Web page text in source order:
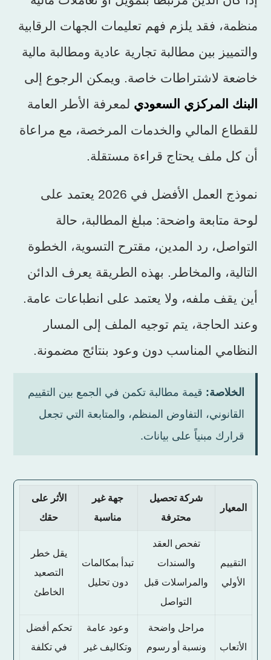
منظمة، فقد يلزم فهم تعليمات الجهات الرقابية
والتمييز بين مطالبة تجارية عادية ومطالبة مالية
خاضعة لاشتراطات خاصة. ويمكن الرجوع إلى
البنك المركزي السعودي لمعرفة الأطر العامة
للقطاع المالي والخدمات المرخصة، مع مراعاة
أن كل ملف يحتاج قراءة مستقلة.
نموذج العمل الأفضل في 2026 يعتمد على
لوحة متابعة واضحة: مبلغ المطالبة، حالة
التواصل، رد المدين، مقترح التسوية، الخطوة
التالية، والمخاطر. بهذه الطريقة يعرف الدائن
أين يقف ملفه، ولا يعتمد على انطباعات عامة.
وعند الحاجة، يتم توجيه الملف إلى المسار
النظامي المناسب دون وعود بنتائج مضمونة.
الخلاصة: قيمة مطالبة تكمن في الجمع بين التقييم
القانوني، التفاوض المنظم، والمتابعة التي تجعل
قرارك مبنياً على بيانات.
المعيار
شركة تحصيل
محترفة
جهة غير
مناسبة
الأثر على
حقك
التقييم
الأولي
تفحص العقد
والسندات
والمراسلات قبل
التواصل
تبدأ بمكالمات
دون تحليل
يقل خطر
التصعيد
الخاطئ
الأتعاب
مراحل واضحة
ونسبة أو رسوم
وعود عامة
وتكاليف غير
تحكم أفضل
في تكلفة